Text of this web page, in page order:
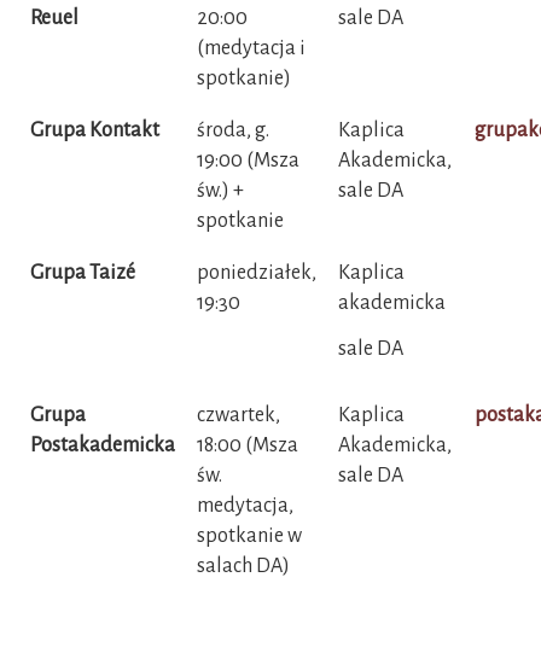
Reuel
20:00
(medytacja i
spotkanie)
sale DA
Grupa Kontakt
środa, g.
19:00 (Msza
św.) +
spotkanie
Kaplica
Akademicka,
sale DA
Grupa Taizé
poniedziałek,
19:30
Kaplica
akademicka
sale DA
Grupa
Postakademicka
czwartek,
18:00 (Msza
św.
medytacja,
spotkanie w
salach DA)
Kaplica
Akademicka,
sale DA